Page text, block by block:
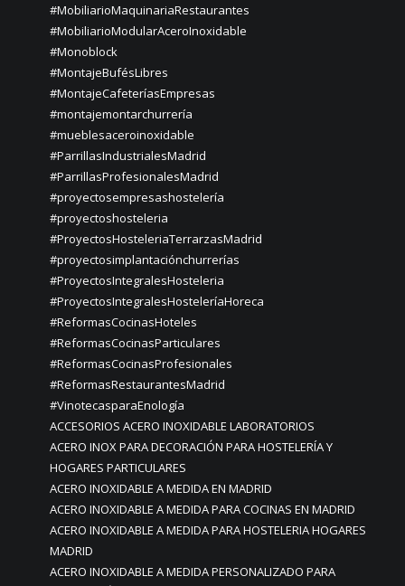
#MobiliarioMaquinariaRestaurantes
#MobiliarioModularAceroInoxidable
#Monoblock
#MontajeBufésLibres
#MontajeCafeteríasEmpresas
#montajemontarchurrería
#mueblesaceroinoxidable
#ParrillasIndustrialesMadrid
#ParrillasProfesionalesMadrid
#proyectosempresashostelería
#proyectoshosteleria
#ProyectosHosteleriaTerrarzasMadrid
#proyectosimplantaciónchurrerías
#ProyectosIntegralesHosteleria
#ProyectosIntegralesHosteleríaHoreca
#ReformasCocinasHoteles
#ReformasCocinasParticulares
#ReformasCocinasProfesionales
#ReformasRestaurantesMadrid
#VinotecasparaEnología
ACCESORIOS ACERO INOXIDABLE LABORATORIOS
ACERO INOX PARA DECORACIÓN PARA HOSTELERÍA Y
HOGARES PARTICULARES
ACERO INOXIDABLE A MEDIDA EN MADRID
ACERO INOXIDABLE A MEDIDA PARA COCINAS EN MADRID
ACERO INOXIDABLE A MEDIDA PARA HOSTELERIA HOGARES
MADRID
ACERO INOXIDABLE A MEDIDA PERSONALIZADO PARA